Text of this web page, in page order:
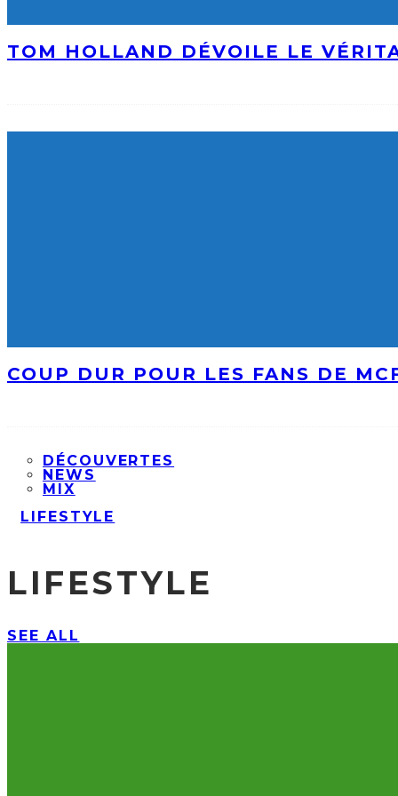
TOM HOLLAND DÉVOILE LE
COUP DUR POUR LES FANS DE
DÉCOUVERTES
NEWS
MIX
LIFESTYLE
LIFESTYLE
SEE ALL